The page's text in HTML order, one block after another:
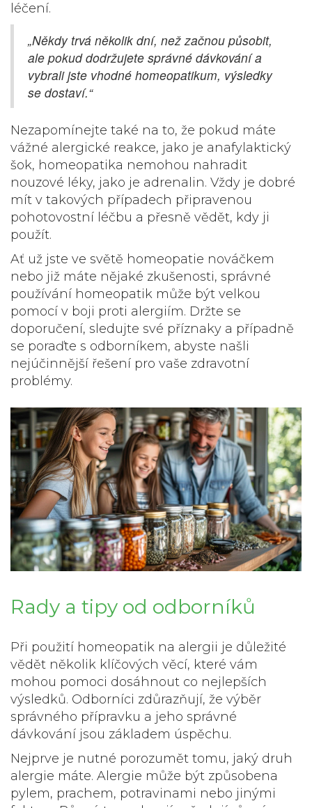
léčení.
„Někdy trvá několik dní, než začnou působit,
ale pokud dodržujete správné dávkování a
vybrali jste vhodné homeopatikum, výsledky
se dostaví.“
Nezapomínejte také na to, že pokud máte
vážné alergické reakce, jako je anafylaktický
šok, homeopatika nemohou nahradit
nouzové léky, jako je adrenalin. Vždy je dobré
mít v takových případech připravenou
pohotovostní léčbu a přesně vědět, kdy ji
použít.
Ať už jste ve světě homeopatie nováčkem
nebo již máte nějaké zkušenosti, správné
používání homeopatik může být velkou
pomocí v boji proti alergiím. Držte se
doporučení, sledujte své příznaky a případně
se poraďte s odborníkem, abyste našli
nejúčinnější řešení pro vaše zdravotní
problémy.
Rady a tipy od odborníků
Při použití homeopatik na alergii je důležité
vědět několik klíčových věcí, které vám
mohou pomoci dosáhnout co nejlepších
výsledků. Odborníci zdůrazňují, že výběr
správného přípravku a jeho správné
dávkování jsou základem úspěchu.
Nejprve je nutné porozumět tomu, jaký druh
alergie máte. Alergie může být způsobena
pylem, prachem, potravinami nebo jinými